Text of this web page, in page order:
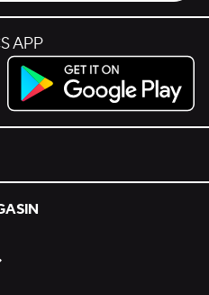
APP
Get it on Google Play.